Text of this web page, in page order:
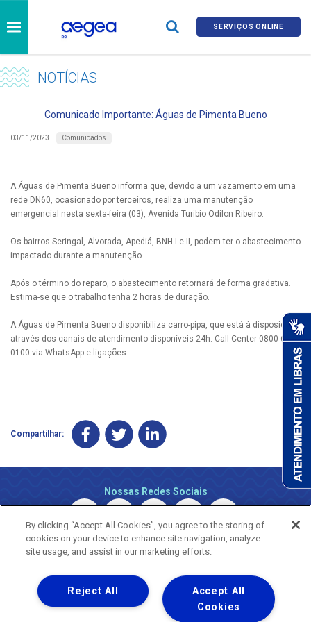
SERVIÇOS ONLINE
NOTÍCIAS
Comunicado Importante: Águas de Pimenta Bueno
03/11/2023 Comunicados
A Águas de Pimenta Bueno informa que, devido a um vazamento em uma
rede DN60, ocasionado por terceiros, realiza uma manutenção
emergencial nesta sexta-feira (03), Avenida Turibio Odilon Ribeiro.
Os bairros Seringal, Alvorada, Apediá, BNH I e II, podem ter o abastecimento
impactado durante a manutenção.
Após o término do reparo, o abastecimento retornará de forma gradativa.
Estima-se que o trabalho tenha 2 horas de duração.
A Águas de Pimenta Bueno disponibiliza carro-pipa, que está à disposição
através dos canais de atendimento disponíveis 24h. Call Center 0800 690
0100 via WhatsApp e ligações.
Compartilhar:
Nossas Redes Sociais
Copyright © 2026 - Todos os Direitos Reservados.
By clicking “Accept All Cookies”, you agree to the storing of
cookies on your device to enhance site navigation, analyze
site usage, and assist in our marketing efforts.
Accept All
Cookies
Reject All